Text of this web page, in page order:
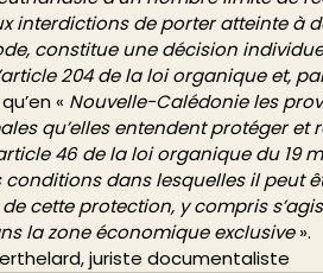
interdictions de porter atteinte à
constitue une décision
204 de la loi organique et,
« Nouvelle-Calédonie les
qu’elles entendent protéger
46 de la loi organique du 19
conditions dans lesquelles il peut
cette protection, y compris
la zone économique exclusive ».
juriste documentaliste